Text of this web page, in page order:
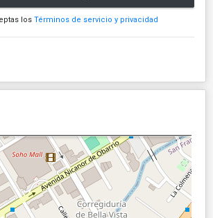
los Términos de servicio y privacidad